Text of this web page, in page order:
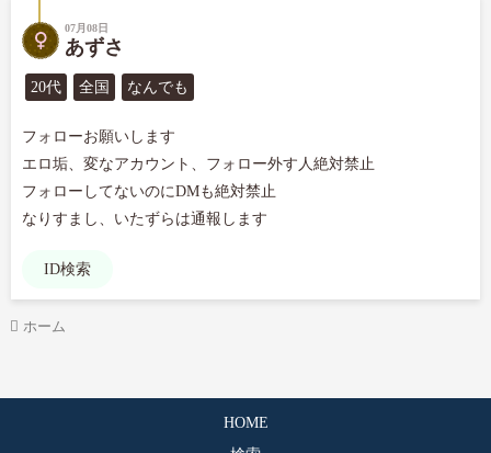
07月08日
あずさ
20代 全国 なんでも
フォローお願いします
エロ垢、変なアカウント、フォロー外す人絶対禁止
フォローしてないのにDMも絶対禁止
なりすまし、いたずらは通報します
ID検索
ホーム
HOME